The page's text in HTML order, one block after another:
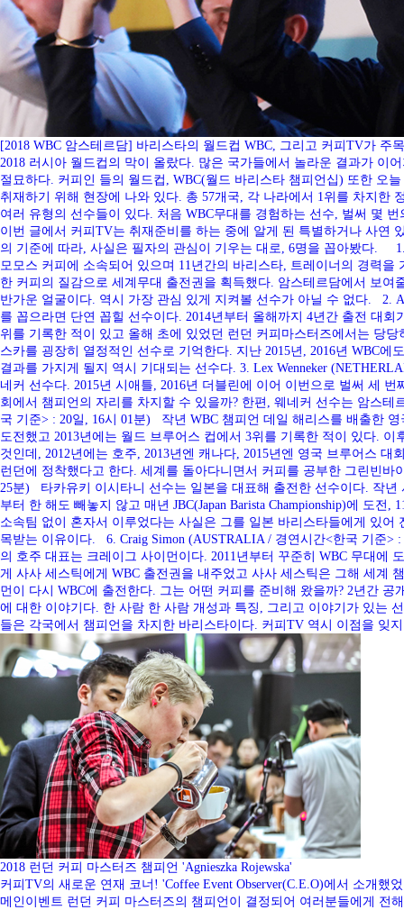
[2018 WBC 암스테르담] 바리스타의 월드컵 WBC, 그리고 커피TV가 주
2018 러시아 월드컵의 막이 올랐다. 많은 국가들에서 놀라운 결과가 이
절묘하다. 커피인 들의 월드컵, WBC(월드 바리스타 챔피언십) 또한 오
취재하기 위해 현장에 나와 있다. 총 57개국, 각 나라에서 1위를 차지한
여러 유형의 선수들이 있다. 처음 WBC무대를 경험하는 선수, 벌써 몇
이번 글에서 커피TV는 취재준비를 하는 중에 알게 된 특별하거나 사연
의 기준에 따라, 사실은 필자의 관심이 기우는 대로, 6명을 꼽아봤다.
모모스 커피에 소속되어 있으며 11년간의 바리스타, 트레이너의 경력
한 커피의 질감으로 세계무대 출전권을 획득했다. 암스테르담에서 보
반가운 얼굴이다. 역시 가장 관심 있게 지켜볼 선수가 아닐 수 없다. 2.
를 꼽으라면 단연 꼽힐 선수이다. 2014년부터 올해까지 4년간 출전 대
위를 기록한 적이 있고 올해 초에 있었던 런던 커피마스터즈에서는 당
스카를 굉장히 열정적인 선수로 기억한다. 지난 2015년, 2016년 WBC
결과를 가지게 될지 역시 기대되는 선수다. 3. Lex Wenneker
네커 선수다. 2015년 시애틀, 2016년 더블린에 이어 이번으로 벌써 세
회에서 챔피언의 자리를 차지할 수 있을까? 한편, 웨네커 선수는 암스
국 기준> : 20일, 16시 01분) 작년 WBC 챔피언 데일 해리스를 배출한
도전했고 2013년에는 월드 브루어스 컵에서 3위를 기록한 적이 있다.
것인데, 2012년에는 호주, 2013년엔 캐나다, 2015년엔 영국 브루어스
런던에 정착했다고 한다. 세계를 돌아다니면서 커피를 공부한 그린빈
25분) 타카유키 이시타니 선수는 일본을 대표해 출전한 선수이다. 작
부터 한 해도 빼놓지 않고 매년 JBC(Japan Barista Championship)에 도
소속팀 없이 혼자서 이루었다는 사실은 그를 일본 바리스타들에게 있
목받는 이유이다. 6. Craig Simon (AUSTRALIA / 경연시간<한국 기준
의 호주 대표는 크레이그 사이먼이다. 2011년부터 꾸준히 WBC 무대에
게 사사 세스틱에게 WBC 출전권을 내주었고 사사 세스틱은 그해 세계
먼이 다시 WBC에 출전한다. 그는 어떤 커피를 준비해 왔을까? 2년간
에 대한 이야기다. 한 사람 한 사람 개성과 특징, 그리고 이야기가 있는
들은 각국에서 챔피언을 차지한 바리스타이다. 커피TV 역시 이점을 잊
2018 런던 커피 마스터즈 챔피언 'Agnieszka Rojewska'
커피TV의 새로운 연재 코너! 'Coffee Event Observer(C.E.O)에서 소개했
메인이벤트 런던 커피 마스터즈의 챔피언이 결정되어 여러분들에게 전